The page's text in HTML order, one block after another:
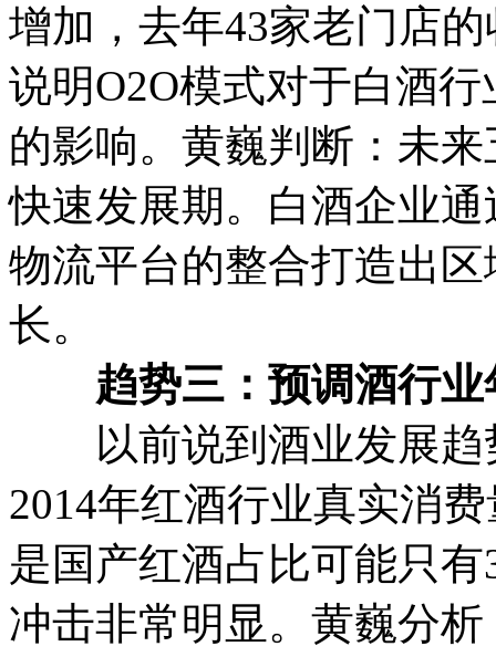
增加，去年43家老门店
说明O2O模式对于白酒
的影响。黄巍判断：未
快速发展期。白酒企业
物流平台的整合打造出
长。
趋势三：预调酒行业
以前说到酒业发展趋
2014年红酒行业真实消
是国产红酒占比可能只
冲击非常明显。黄巍分